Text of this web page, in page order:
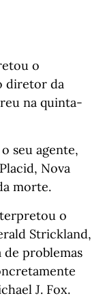
o
diretor da
na quinta-
seu agente,
Nova
morte.
o
Strickland,
de problemas
J. Fox.